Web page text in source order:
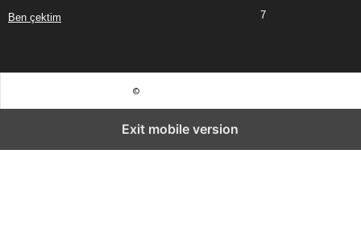
Ben çektim 7
©
Exit mobile version